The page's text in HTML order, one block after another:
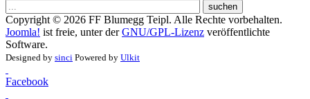
suchen
Copyright © 2026 FF Blumegg Teipl. Alle Rechte vorbehalten.
Joomla! ist freie, unter derGNU/GPL-Lizenz veröffentlichte
Software.
Designed by sinci Powered by Ulkit
Facebook